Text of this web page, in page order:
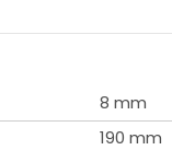
8 mm
190 mm